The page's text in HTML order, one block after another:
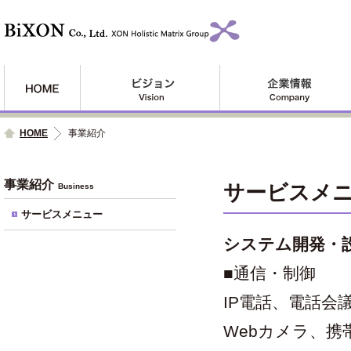
HOME 事業紹介
サービスメ
システム開発・
■通信・制御
IP電話、電話会
Webカメラ、携
事業紹介 Business
サービスメニュー